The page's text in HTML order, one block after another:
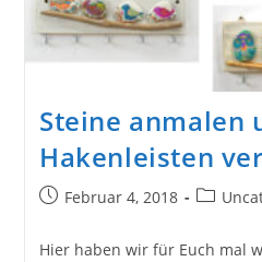
Steine anmalen
Hakenleisten
BeitragFebruar 4, 2018
Beitrags-
Hier haben wir für Euch mal